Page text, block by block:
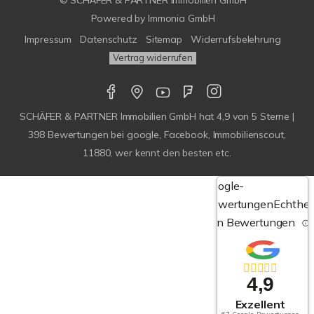
Powered by Immonia GmbH
Impressum
Datenschutz Sitemap Widerrufsbelehrung
Vertrag widerrufen
SCHÄFER & PARTNER Immobilien GmbH hat4,9von5 Sterne |
398 Bewertungen bei google, Facebook, Immobilienscout,
11880, wer kennt den besten etc.
Google-
Bewertungen
von Bewertungen
4,9
Exzellent